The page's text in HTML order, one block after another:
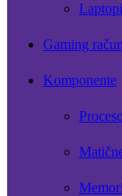
Gaming
Komponente